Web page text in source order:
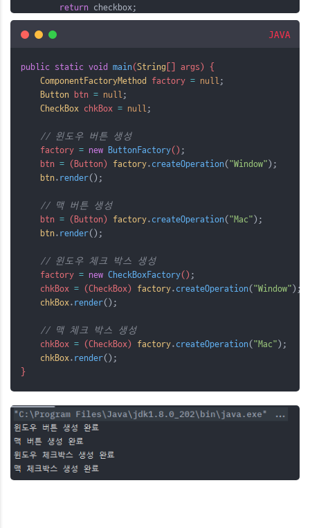
return checkbox;
    }
CheckBox checkbox null;
switch (type . toLowerCase
                checkbox
break;
case
break
        }
    }
class TextEditFactory
TextEdit txtedit
txtedit.추가설정();
return txtedit;
    }
TextEdit
switch ( type
case
                txtedit
= new WindowTextEdit();
JAVA
public static void main(String [] args) {
ComponentFactoryMethod factory = null;
Button btn = null;
CheckBox chkBox = null;
// 윈도우 버튼 생성
    factory
= new ButtonFactory() ;
    btn
= (Button) factory. createOperation( "Window" );
btn. render();
// 맥 버튼 생성
    btn
= (Button) factory. createOperation( "Mac" );
btn. render();
// 윈도우 체크 박스 생성
    factory
= new CheckBoxFactory() ;
    chkBox
= (CheckBox) factory. createOperation( "Window" );
chkBox. render();
// 맥 체크 박스 생성
    chkBox
= (CheckBox) factory. createOperation( "Mac" );
chkBox. render();
}